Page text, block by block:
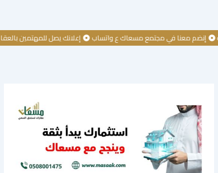
معنا في مجتمع مسعاك ع واتساب إعلانك يصل للمهتمين بالعقار